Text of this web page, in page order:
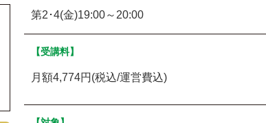
第2･4(金)19:00～20:00
【受講料】
月額4,774円(税込/運営費込)